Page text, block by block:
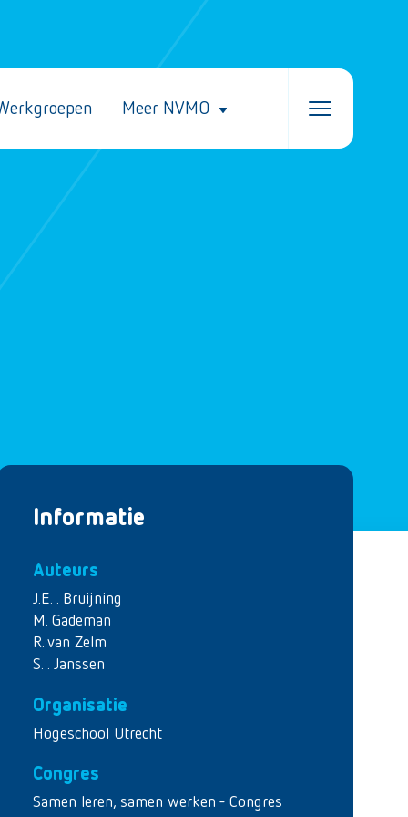
Meer NVMO
Informatie
Auteurs
J.E. . Bruijning
M. Gademan
R. van Zelm
S. . Janssen
Organisatie
Hogeschool Utrecht
Congres
Samen leren, samen werken - Congres